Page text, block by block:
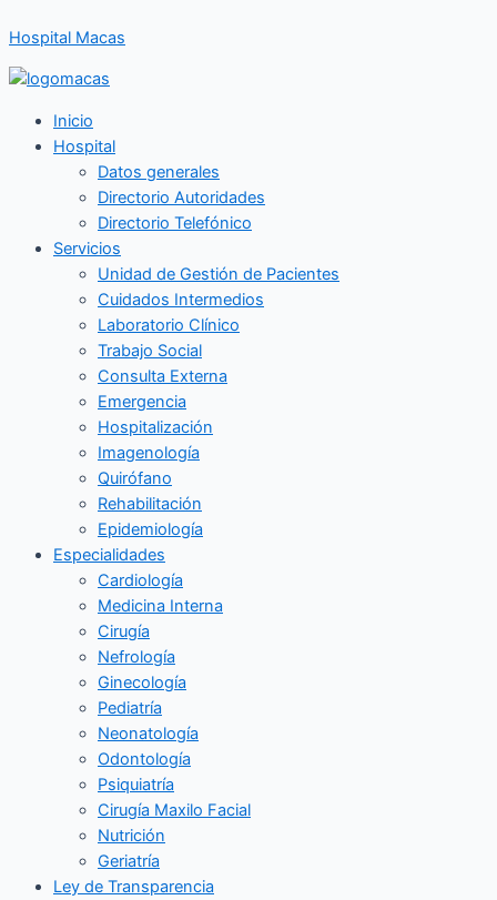
al
contenido
Hospital Macas
Inicio
Hospital
Datos generales
Directorio Autoridades
Directorio Telefónico
Servicios
Unidad de Gestión de Pacientes
Cuidados Intermedios
Laboratorio Clínico
Trabajo Social
Consulta Externa
Emergencia
Hospitalización
Imagenología
Quirófano
Rehabilitación
Epidemiología
Especialidades
Cardiología
Medicina Interna
Cirugía
Nefrología
Ginecología
Pediatría
Neonatología
Odontología
Psiquiatría
Cirugía Maxilo Facial
Nutrición
Geriatría
Ley de Transparencia